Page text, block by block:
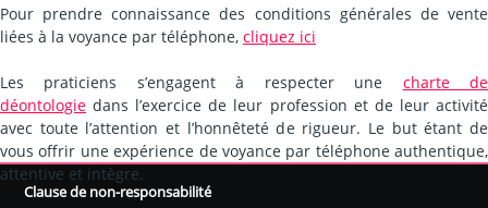
Pour prendre connaissance des conditions générales de vente
liées à la voyance par téléphone, cliquez ici
Les praticiens s’engagent à respecter une charte de
déontologie dans l’exercice de leur profession et de leur activité
avec toute l’attention et l’honnêteté de rigueur. Le but étant de
vous offrir une expérience de voyance par téléphone authentique,
attentive et intègre.
Clause de non-responsabilité